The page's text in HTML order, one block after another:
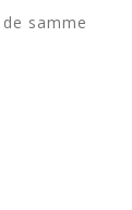
samme